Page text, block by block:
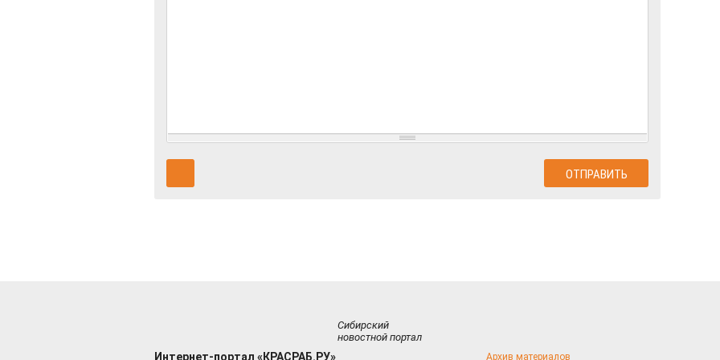
Сибирский
новостной портал
Интернет-портал «КРАСРАБ.РУ» Архив материалов